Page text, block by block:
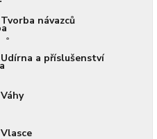
Tvorba návazců
Udírna a příslušenství
Váhy
Vlasce